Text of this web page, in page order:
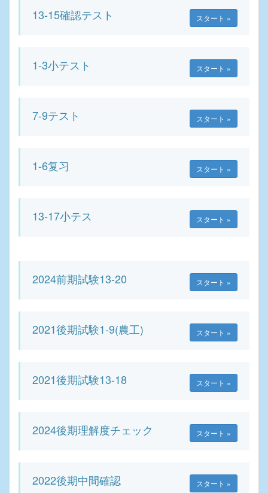
13-15確認テスト スタート »
1-3小テスト スタート »
7-9テスト スタート »
1-6复习 スタート »
13-17小テス スタート »
2024前期試験13-20 スタート »
2021後期試験1-9(農工) スタート »
2021後期試験13-18 スタート »
2024後期理解度チェック スタート »
2022後期中間確認 スタート »